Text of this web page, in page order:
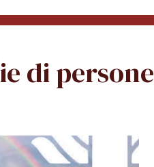
di persone